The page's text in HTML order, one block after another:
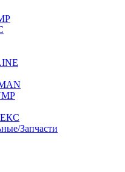
Запчасти